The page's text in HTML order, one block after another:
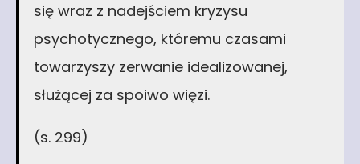
się wraz z nadejściem kryzysu
psychotycznego, któremu czasami
towarzyszy zerwanie idealizowanej,
służącej za spoiwo więzi.
(s. 299)